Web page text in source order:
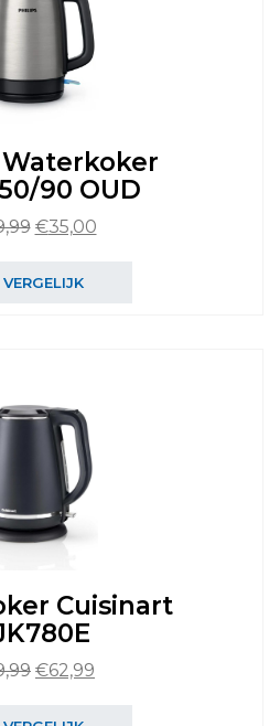
90 OUD
Oorspronkelijke
was:
€35,00Huidige
VERGELIJK
Cuisinart
Oorspronkelijke
was:
€62,99